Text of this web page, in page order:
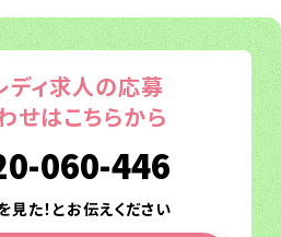
ディ求人の応募
せはこちらから
060-446
見た！とお伝えください